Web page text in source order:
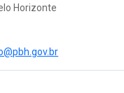
Horizonte